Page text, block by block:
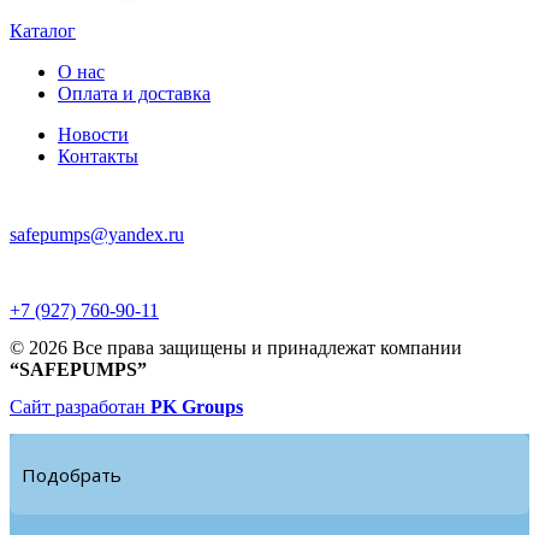
Каталог
О нас
Оплата и доставка
Новости
Контакты
safepumps@yandex.ru
+7 (927) 760-90-11
© 2026 Все права защищены и принадлежат компании
“SAFEPUMPS”
Сайт разработан PK Groups
Подобрать